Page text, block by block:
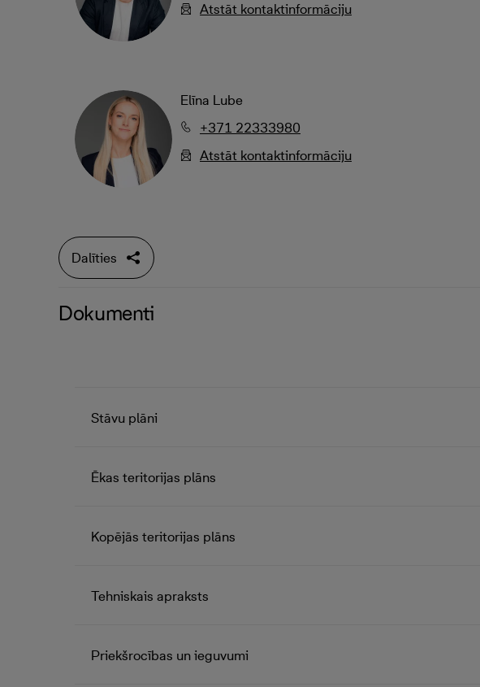
Atstāt kontaktinformāciju
Elīna Lube
+371 22333980
Atstāt kontaktinformāciju
Dalīties
Dokumenti
Stāvu plāni
Ēkas teritorijas plāns
Kopējās teritorijas plāns
Tehniskais apraksts
Priekšrocības un ieguvumi